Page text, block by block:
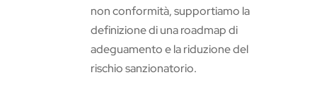
non conformità, supportiamo la
definizione di una roadmap di
adeguamento e la riduzione del
rischio sanzionatorio.